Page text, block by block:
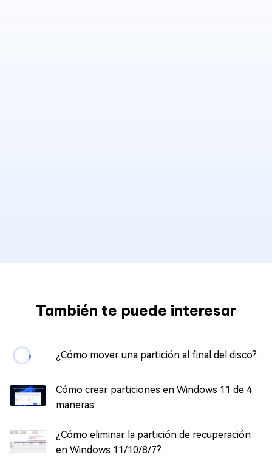
También te puede interesar
¿Cómo mover una partición al final del disco?
Cómo crear particiones en Windows 11 de 4
maneras
¿Cómo eliminar la partición de recuperación
en Windows 11/10/8/7?